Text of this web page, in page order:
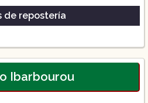
de repostería
Artesanal
Repostería Mexicana
Ibarbourou